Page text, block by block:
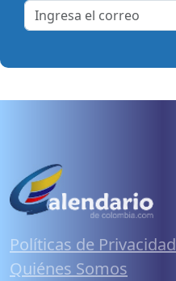
Políticas de Privacidad
Quiénes Somos